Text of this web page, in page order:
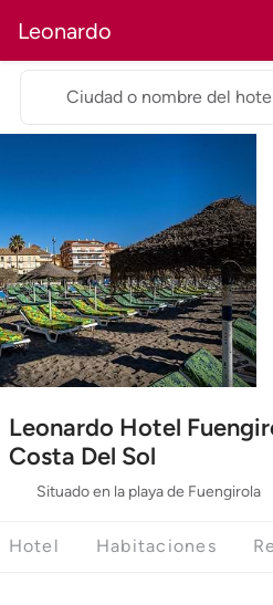
Leonardo
Leonardo Hotel
Costa Del Sol
Situado en la playa de Fuengirola
Ciudad o nombre del
Hotel Habitaciones